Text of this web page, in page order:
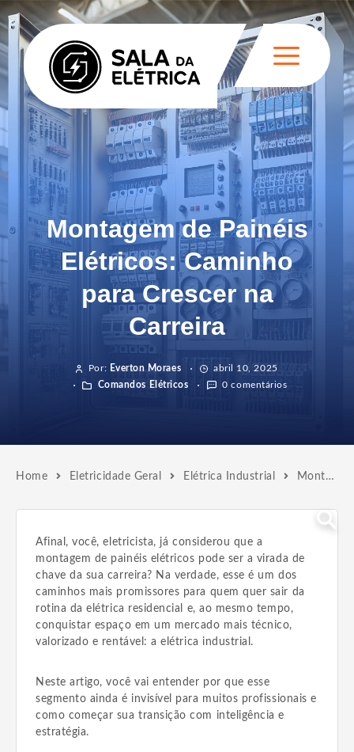
Montagem de Painéis
Elétricos: Caminho
para Crescer na
Carreira
Por: Everton Moraes
abril 10, 2025
Comandos Elétricos
0 comentários
Home Eletricidade Geral Elétrica Industrial Montagem de Painéis Elétricos: Caminho para Crescer na Carreira
Afinal, você, eletricista, já considerou que a
montagem de painéis elétricos pode ser a virada de
chave da sua carreira? Na verdade, esse é um dos
caminhos mais promissores para quem quer sair da
rotina da elétrica residencial e, ao mesmo tempo,
conquistar espaço em um mercado mais técnico,
valorizado e rentável: a elétrica industrial.
Neste artigo, você vai entender por que esse
segmento ainda é invisível para muitos profissionais e
como começar sua transição com inteligência e
estratégia.